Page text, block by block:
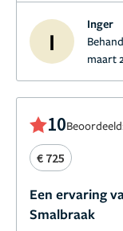
waarschijnlijk
I
Inger
maart
10
€ 725
Een ervaring
Smalbraak